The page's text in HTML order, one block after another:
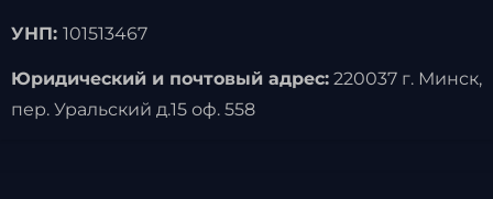
УНП: 101513467
Юридический и почтовый адрес:220037 г. Минск,
пер. Уральский д.15 оф. 558